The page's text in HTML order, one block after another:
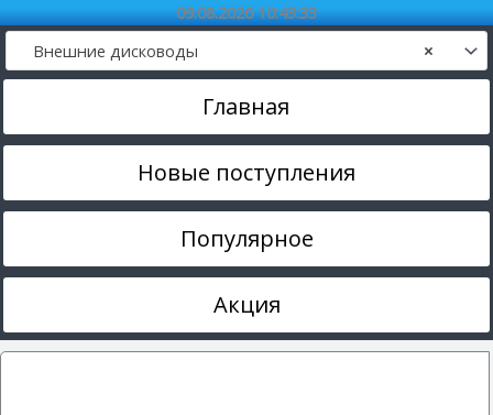
09.08.2026 10:43:33
×
Внешние дисководы
Главная
Новые поступления
Популярное
Акция